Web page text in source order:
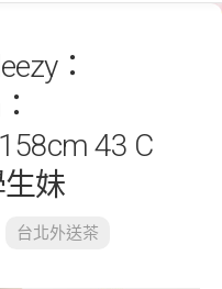
：
43 C
妹
台北外送茶